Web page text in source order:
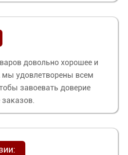
довольно хорошее и
мы удовлетворены всем
завоевать доверие